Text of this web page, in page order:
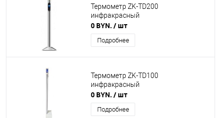
Термометр ZK-TD200
инфракрасный
0 BYN. / шт
Подробнее
Термометр ZK-TD100
инфракрасный
0 BYN. / шт
Подробнее